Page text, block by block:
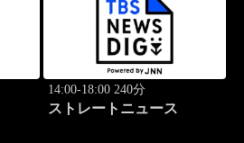
14:00-18:00 240分
ストレートニュース